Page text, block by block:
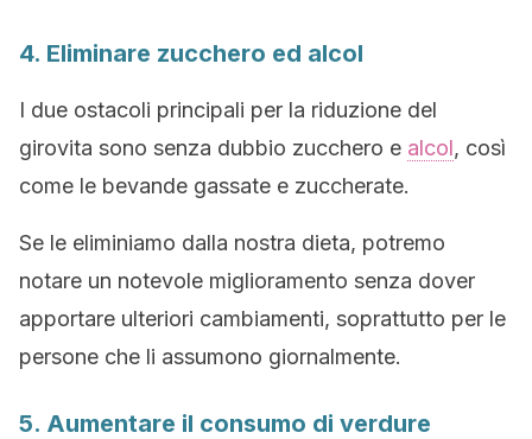
4. Eliminare zucchero ed alcol
I due ostacoli principali per la riduzione del
girovita sono senza dubbio zucchero e alcol, così
come le bevande gassate e zuccherate.
Se le eliminiamo dalla nostra dieta, potremo
notare un notevole miglioramento senza dover
apportare ulteriori cambiamenti, soprattutto per le
persone che li assumono giornalmente.
5. Aumentare il consumo di verdure